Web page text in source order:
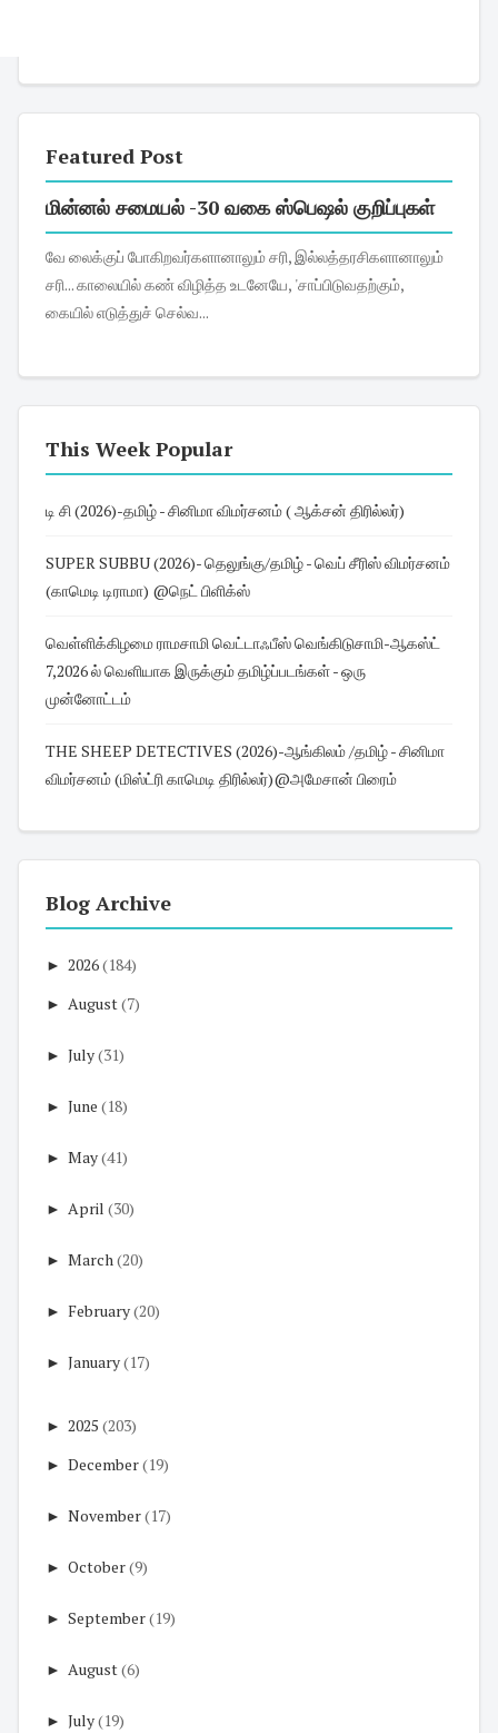
Featured Post
மின்னல் சமையல் -30 வகை ஸ்பெஷல் குறிப்புகள்
வே லைக்குப் போகிறவர்களானாலும் சரி, இல்லத்தரசிகளானாலும்
சரி... காலையில் கண் விழித்த உடனேயே, 'சாப்பிடுவதற்கும்,
கையில் எடுத்துச் செல்வ...
This Week Popular
டி சி (2026)-தமிழ் - சினிமா விமர்சனம் ( ஆக்சன் திரில்லர்)
SUPER SUBBU (2026)- தெலுங்கு/தமிழ் - வெப் சீரிஸ் விமர்சனம்
(காமெடி டிராமா) @நெட் பிளிக்ஸ்
வெள்ளிக்கிழமை ராமசாமி வெட்டாஃபீஸ் வெங்கிடுசாமி-ஆகஸ்ட்
7,2026 ல் வெளியாக இருக்கும் தமிழ்ப்படங்கள் - ஒரு
முன்னோட்டம்
THE SHEEP DETECTIVES (2026)-ஆங்கிலம் /தமிழ் - சினிமா
விமர்சனம் (மிஸ்ட்ரி காமெடி திரில்லர்)@அமேசான் பிரைம்
Blog Archive
► 2026(184)
► August(7)
► July(31)
► June (18)
► May(41)
► April (30)
► March(20)
► February(20)
► January(17)
► 2025 (203)
► December(19)
► November(17)
► October(9)
► September(19)
► August(6)
► July(19)